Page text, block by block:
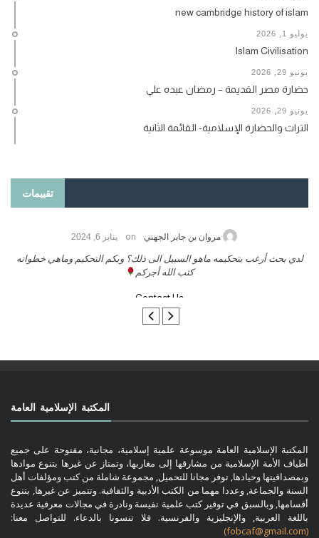
new cambridge history of islam
يوليو 1, 2026
Islam Civilisation
يونيو 29, 2026
حضارة مصر القديمة – رمضان عبده علي
يونيو 29, 2026
التراث والحضارة الإسلامية- القائمة الثانية
تقييمات
حامد الزريقي on يناير 25, 2026
السلام عليكم ورحمة الله وبركاتة أرغب بنشر كتابي معكم
المكتبة الإسلامية العامة
المكتبة الإسلامية العامة موسوعة علمية إسلامية، مجانية، مفتوحة على جميع
أطياف الأمة الإسلامية من مشارقها إلى مغاربها، وتمتاز عن غيرها بتنوع موادها
وبمصداقيتها وحيادها, توفر مجانا للتحميل, مجموعة شاملة من كتب ومؤلفات أهل
السنة والجماعة, وعددا مهما من الكتب الأدبية والثقافية. وتتميز عن غيرها, بتنوع
أقسامها, وبالسبق في توفير كتب علمية نفيسة ونادرة في مجالات معرفية عديدة
باللغة العربية, والإنجليزية والفرنسية. فلا تنسونا بالدعاء. للتواصل معنا:
(fobcaf@gmail.com)